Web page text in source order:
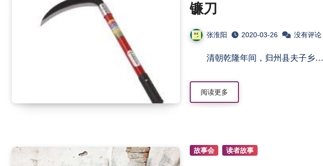
镰刀
张淮阳 2020-03-26 没有评论
清朝乾隆年间，归州县夫子乡…
阅读更多
故事会 读者故事